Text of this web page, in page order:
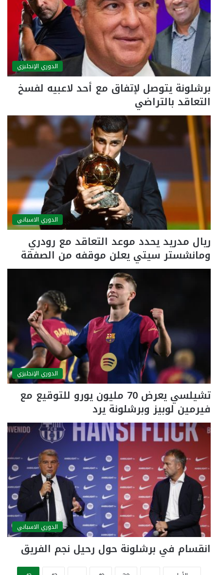
الدوري الإنجليزي
برشلونة يتوصل لإتفاق مع أحد لاعبيه لفسخ
التعاقد بالتراضي
الدوري الاسباني
ريال مدريد يحدد موعد التعاقد مع رودري
ومانشستر سيتي يعلن موقفه من الصفقة
الدوري الإنجليزي
تشيلسي يعرض 70 مليون يورو للتوقيع مع
فيرمين لوبيز وبرشلونة يرد
الدوري الاسباني
انقسام في برشلونة حول رحيل نجم الفريق